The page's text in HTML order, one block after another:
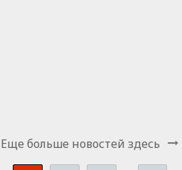
Еще больше новостей здесь